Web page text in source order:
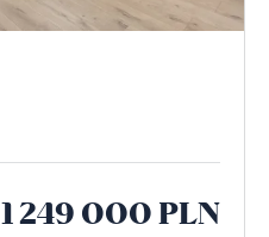
1 249 000 PLN